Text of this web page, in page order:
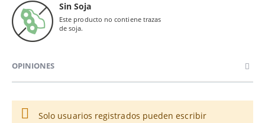
Sin Soja
Este producto no contiene trazas
de soja.
OPINIONES
Solo usuarios registrados pueden escribir